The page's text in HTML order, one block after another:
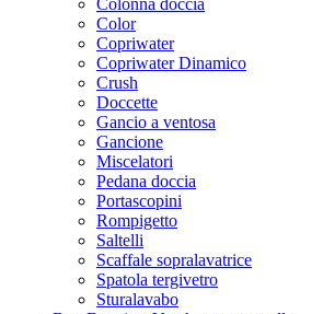
Colonna doccia
Color
Copriwater
Copriwater Dinamico
Crush
Doccette
Gancio a ventosa
Gancione
Miscelatori
Pedana doccia
Portascopini
Rompigetto
Saltelli
Scaffale sopralavatrice
Spatola tergivetro
Sturalavabo